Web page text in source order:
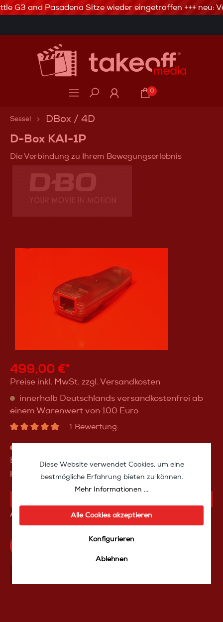
3% Skonto bei Vorkasse via Banküberweisung
G3 and Pasadena Sitze wieder eingetroffen +++ neu:
0
Sessel DBox / 4D
D-Box KAI-1P
Die Verbindung zu Ihrem Bewegungserlebnis
499,00 €*
Preise inkl. MwSt. zzgl. Versandkosten
innerhalb Deutschlands versandkostenfrei ab
einem Warenwert von 100 Euro
1 Bewertung
End of Life. Dieser Artikel wird nicht mehr
produziert.
Artikelnummer:32010
Produktfrage an das TakeoffMedia24 Team
Diese Website verwendet Cookies, um eine
bestmögliche Erfahrung bieten zu können.
Mehr Informationen ...
Alle Cookies akzeptieren
Konfigurieren
Ablehnen